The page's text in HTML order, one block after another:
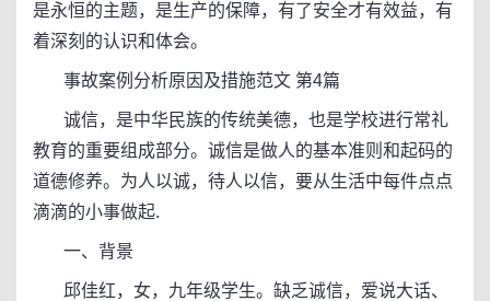
是永恒的主题，是生产的保障，有了安全才有效益，有
着深刻的认识和体会。
事故案例分析原因及措施范文 第4篇
诚信，是中华民族的传统美德，也是学校进行常礼
教育的重要组成部分。诚信是做人的基本准则和起码的
道德修养。为人以诚，待人以信，要从生活中每件点点
滴滴的小事做起.
一、背景
邱佳红，女，九年级学生。缺乏诚信，爱说大话、